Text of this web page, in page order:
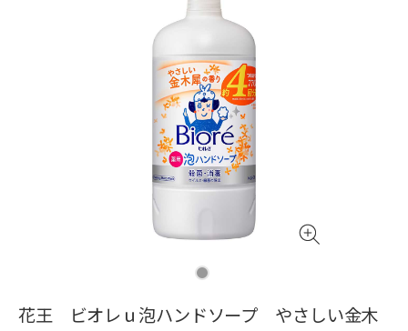
花王 ビオレｕ泡ハンドソープ やさしい金木